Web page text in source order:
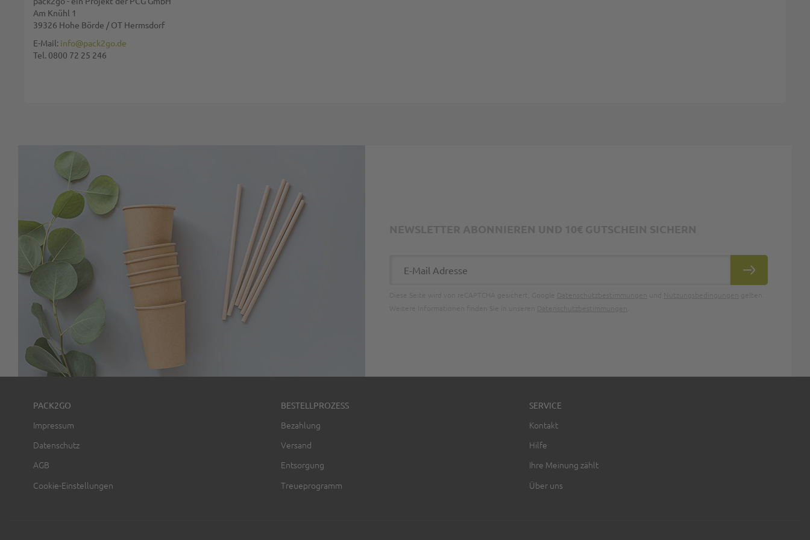
Am Knühl 1
39326 Hohe Börde / OT Hermsdorf
E-Mail: info@pack2go.de
Tel. 0800 72 25 246
ABONNIEREN
PACK2GO
Impressum
Datenschutz
AGB
Cookie-Einstellungen
BESTELLPROZESS
Bezahlung
Versand
Entsorgung
Treueprogramm
SERVICE
Kontakt
Hilfe
Ihre Meinung zählt
Über uns